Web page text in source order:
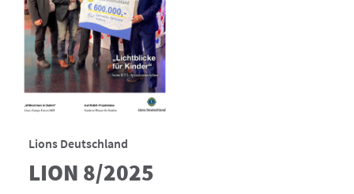
Lions Deutschland
LION 8/2025